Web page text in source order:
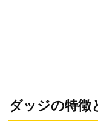
ダッジの特徴